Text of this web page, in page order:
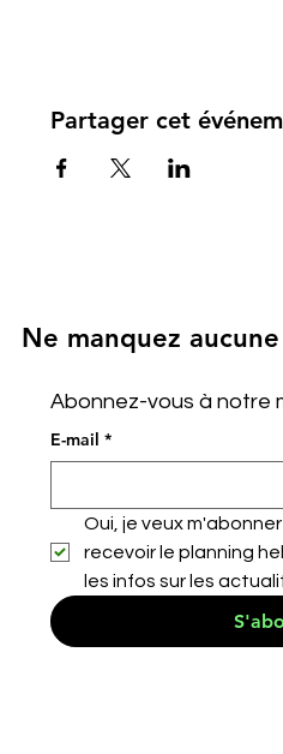
Partager cet
Abonnez-vous à notre
E-mail *
Oui, je veux
recevoir le planning
les infos sur les
Ne manquez